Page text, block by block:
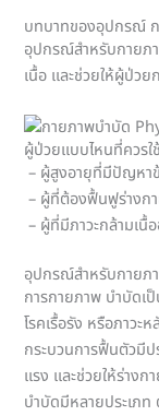
บทบาทของอุปกรณ์
อุปกรณ์สำหรับกายภ
เนื้อ และช่วยให้ผู้ป่วย
ผู้ป่วยแบบไหนที่ควร
– ผู้สูงอายุที่มีปัญหา
– ผู้ที่ต้องฟื้นฟูร่างก
– ผู้ที่มีภาวะกล้ามเนื้
อุปกรณ์สำหรับกายภ
การกายภาพ บำบัดเ
โรคเรื้อรัง หรือภาว
กระบวนการฟื้นตัวมี
แรง และช่วยให้ร่าง
บำบัดมีหลายประเภ